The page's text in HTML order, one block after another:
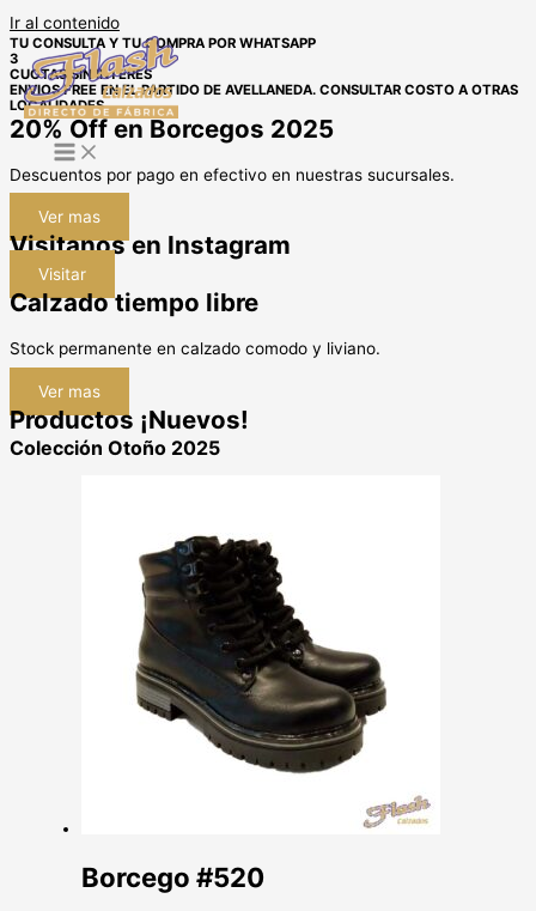
Ir al contenido
TU CONSULTA Y TU COMPRA POR WHATSAPP
3
CUOTAS SIN INTERÉS
ENVIOS FREE EN EL PARTIDO DE AVELLANEDA. CONSULTAR COSTO A OTRAS
LOCALIDADES
20% Off enBorcegos 2025
Descuentos por pago en efectivo en nuestras sucursales.
Ver mas
Visitanos en Instagram
Visitar
Calzado tiempo libre
Stock permanente en calzado comodo y liviano.
Ver mas
Productos ¡Nuevos!
Colección Otoño 2025
Borcego #520